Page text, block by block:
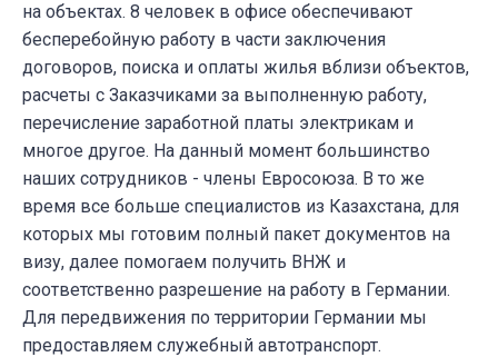
на объектах. 8 человек в офисе обеспечивают
бесперебойную работу в части заключения
договоров, поиска и оплаты жилья вблизи объектов,
расчеты с Заказчиками за выполненную работу,
перечисление заработной платы электрикам и
многое другое. На данный момент большинство
наших сотрудников - члены Евросоюза. В то же
время все больше специалистов из Казахстана, для
которых мы готовим полный пакет документов на
визу, далее помогаем получить ВНЖ и
соответственно разрешение на работу в Германии.
Для передвижения по территории Германии мы
предоставляем служебный автотранспорт.